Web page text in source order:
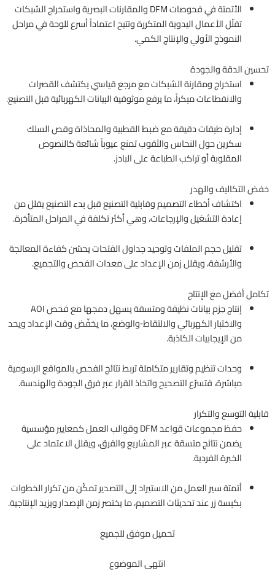
الأتمتة في فحوصات DFM والمقارنات البصرية واستخراج الشبكات
تقلّل الأعمال اليدوية المتكررة وتتيح اعتماداً أسرع للوحة في مراحل
النموذج الأولي والإنتاج الكمي.
تحسين الدقة والجودة
استخراج ومقارنة الشبكات مع مرجع قياسي يكتشف القصرات
والانقطاعات مبكراً، ما يرفع موثوقية البيانات الكهربائية قبل التصنيع.
إدارة طبقات دقيقة مع ضبط القطبية والمحاذاة وقص السلك
سكرين حول النحاس والثقوب تمنع عيوباً شائعة كالنصوص
المقلوبة أو تراكب الطباعة على البادز.
خفض التكاليف والهدر
اكتشاف أخطاء التصميم وقابلية التصنيع قبل بدء التصنيع يقلل من
إعادة التشغيل والإرجاعات، وهي أكثر تكلفة في المراحل المتأخرة.
تقليل حجم الملفات وتوحيد جداول الفتحات يحسّن كفاءة المعالجة
والأرشفة، ويقلل زمن الإعداد على معدات الفحص والتجميع.
تكامل أفضل مع الإنتاج
إنتاج حِزم بيانات نظيفة ومتسقة يسهل دمجها مع فحص AOI
والاختبار الكهربائي والالتقاط‑والوضع، ما يخفّض وقت الإعداد ويحد
من الإيجابيات الكاذبة.
وحدات تنظيم وتقارير متكاملة تربط نتائج الفحص بالمواقع الرسومية
مباشرة، فتسرّع التصحيح واتخاذ القرار عبر فرق الجودة والهندسة.
قابلية التوسع والتكرار
حفظ مجموعات قواعد DFM وقوالب العمل كمعايير مؤسسية
يضمن نتائج متسقة عبر المشاريع والفرق، ويقلل الاعتماد على
الخبرة الفردية.
أتمتة سير العمل من الاستيراد إلى التصدير تمكّن من تكرار الخطوات
بكبسة زر عند تحديثات التصميم، ما يختصر زمن الإصدار ويزيد الإنتاجية.
تحميل موفق للجميع
انتهى الموضوع